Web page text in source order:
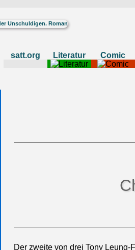
satt.org Literatur Comic
Der zweite von drei Tony